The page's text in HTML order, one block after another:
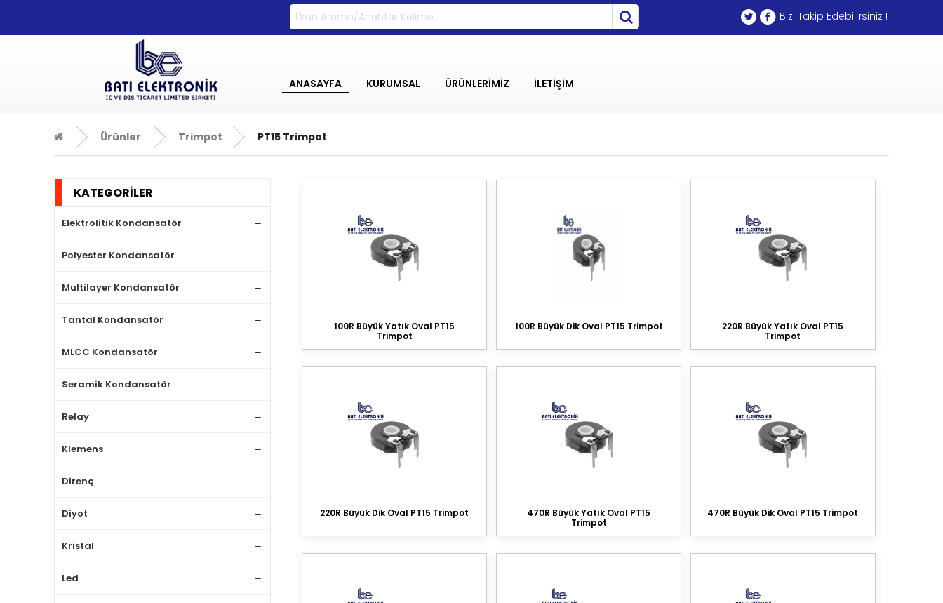
Bizi Takip Edebilirsiniz !
ANASAYFA KURUMSAL ÜRÜNLERİMİZ İLETİŞİM
Ürünler Trimpot PT15 Trimpot
KATEGORİLER
Elektrolitik Kondansatör
Polyester Kondansatör
Multilayer Kondansatör
Tantal Kondansatör
MLCC Kondansatör
Seramik Kondansatör
Relay
Klemens
Direnç
Diyot
Kristal
Led
100R Büyük Yatık Oval PT15
Trimpot
100R Büyük Dik Oval PT15 Trimpot
220R Büyük Yatık Oval PT15
Trimpot
220R Büyük Dik Oval PT15 Trimpot
470R Büyük Yatık Oval PT15
Trimpot
470R Büyük Dik Oval PT15 Trimpot